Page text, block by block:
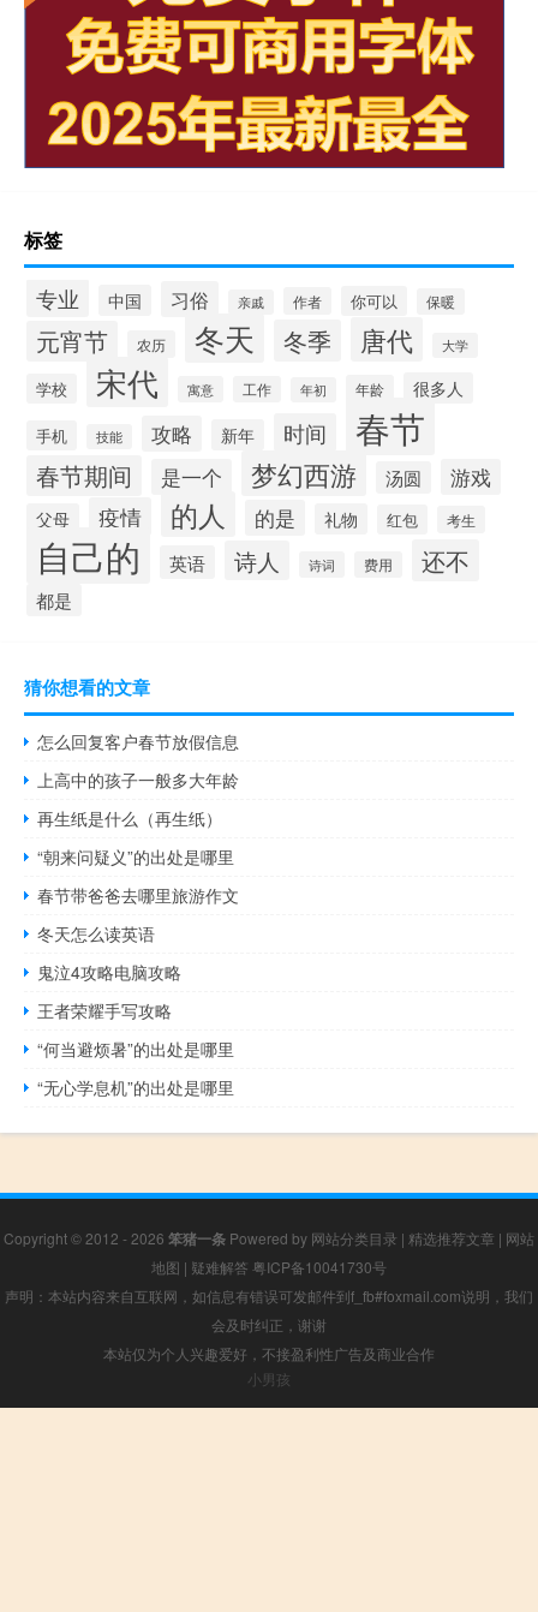
标签
专业 中国 习俗 亲戚 作者 你可以 保暖
元宵节 农历 冬天 冬季 唐代 大学
学校 宋代 寓意 工作 年初 年龄 很多人
手机 技能 攻略 新年 时间 春节
春节期间 是一个 梦幻西游 汤圆 游戏
父母 疫情 的人 的是 礼物 红包 考生
自己的 英语 诗人 诗词 费用 还不
都是
猜你想看的文章
怎么回复客户春节放假信息
上高中的孩子一般多大年龄
再生纸是什么（再生纸）
“朝来问疑义”的出处是哪里
春节带爸爸去哪里旅游作文
冬天怎么读英语
鬼泣4攻略电脑攻略
王者荣耀手写攻略
“何当避烦暑”的出处是哪里
“无心学息机”的出处是哪里
Copyright © 2012 - 2026 笨猪一条 Powered by 网站分类目录 | 精选推荐文章 | 网站
地图 | 疑难解答 粤ICP备10041730号
声明：本站内容来自互联网，如信息有错误可发邮件到f_fb#foxmail.com说明，我们
会及时纠正，谢谢
本站仅为个人兴趣爱好，不接盈利性广告及商业合作
小男孩